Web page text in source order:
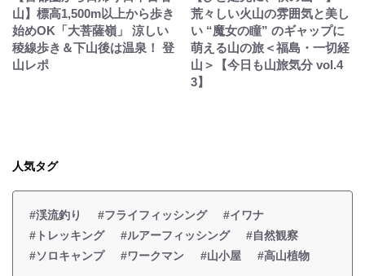
山】標高1,500m以上から歩き
始めOK「大菩薩嶺」 涼しい
稜線歩き＆下山後は温泉！ 登
山レポ
荒々しい火山の雰囲気と美し
い “魔女の瞳” のギャップに
萌える山の旅＜福島・一切経
山＞【今日も山旅気分 vol.4
3】
人気タグ
#渓流釣り #フライフィッシング
#イワナ
#トレッキング
#ルアーフィッシング
#自然観察
#ソロキャンプ
#ワークマン #山小屋 #高山植物